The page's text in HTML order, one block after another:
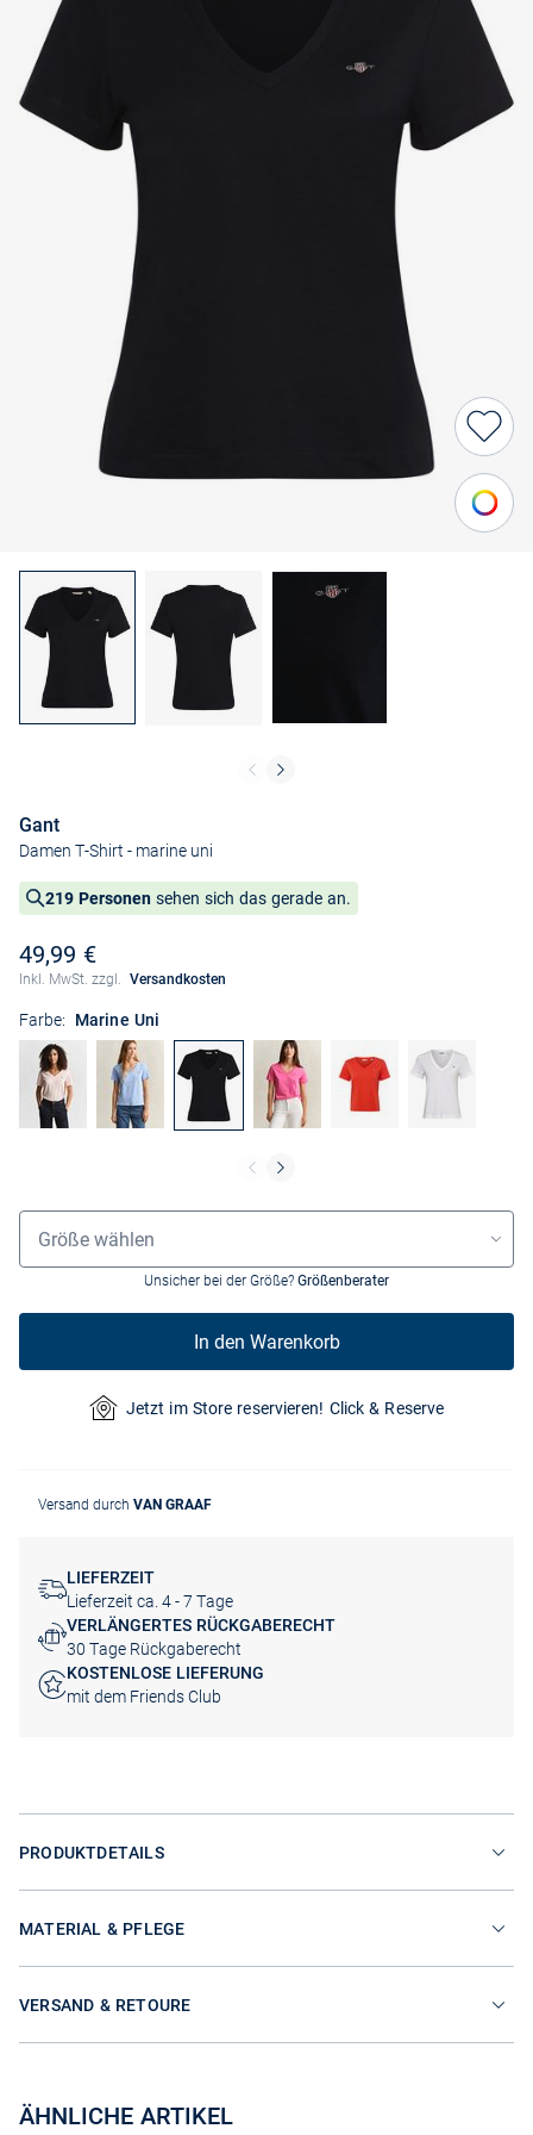
Gant
Damen T-Shirt - marine uni
219 Personen sehen sich das gerade an.
49,99 €
Inkl. MwSt. zzgl. Versandkosten
Farbe: Marine Uni
Größenauswahl
Größe wählen
Unsicher bei der Größe? Größenberater
In den Warenkorb
Jetzt im Store reservieren! Click & Reserve
Versand durch VAN GRAAF
LIEFERZEIT
Lieferzeit ca. 4 - 7 Tage
VERLÄNGERTES RÜCKGABERECHT
30 Tage Rückgaberecht
KOSTENLOSE LIEFERUNG
mit dem Friends Club
PRODUKTDETAILS
MATERIAL & PFLEGE
VERSAND & RETOURE
ÄHNLICHE ARTIKEL